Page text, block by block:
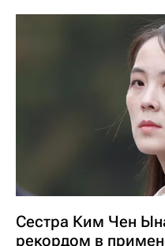
Сестра Ким Чен
рекордом в